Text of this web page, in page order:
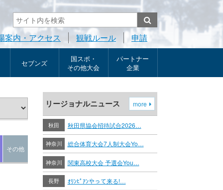
案内・アクセス 観戦ルール 申請
セブンズ
国スポ・
その他大会
パートナー
企業
その他
リージョナルニュース more
秋田 秋田県協会招待試合2026…
神奈川 総合体育大会7人制大会Yo…
神奈川 関東高校大会 予選会You…
長野 ｵﾘﾝﾋﾟｱﾝやって来る!…